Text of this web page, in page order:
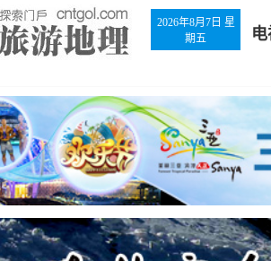
2026年8月7日 星
期五